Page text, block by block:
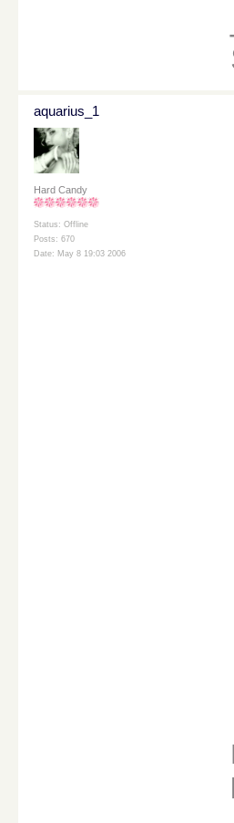
aquarius_1
Hard Candy
Status: Offline
Posts: 670
Date: May 8 19:03 2006